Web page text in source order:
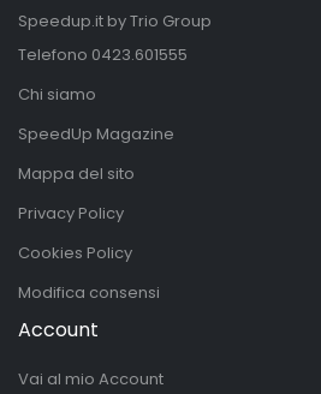
Speedup.it by Trio Group
Telefono 0423.601555
Chi siamo
SpeedUp Magazine
Mappa del sito
Privacy Policy
Cookies Policy
Modifica consensi
Account
Vai al mio Account